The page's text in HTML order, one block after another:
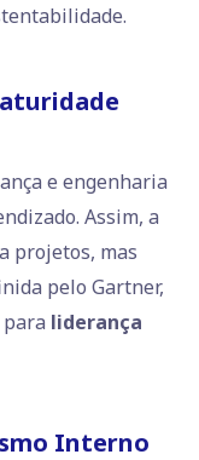
e engenharia
Assim, a
projetos, mas
pelo Gartner,
liderança
Interno